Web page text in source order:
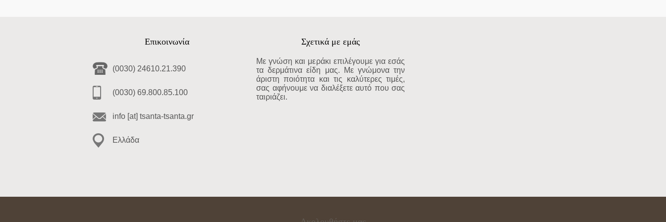
Επικοινωνία
(0030) 24610.21.390
(0030) 69.800.85.100
info [at] tsanta-tsanta.gr
Ελλάδα
Σχετικά με εμάς
Με γνώση και μεράκι επιλέγουμε για εσάς
τα δερμάτινα είδη μας. Με γνώμονα την
άριστη ποιότητα και τις καλύτερες τιμές,
σας αφήνουμε να διαλέξετε αυτό που σας
ταιριάζει.